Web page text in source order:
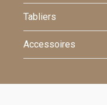
Tabliers
Accessoires